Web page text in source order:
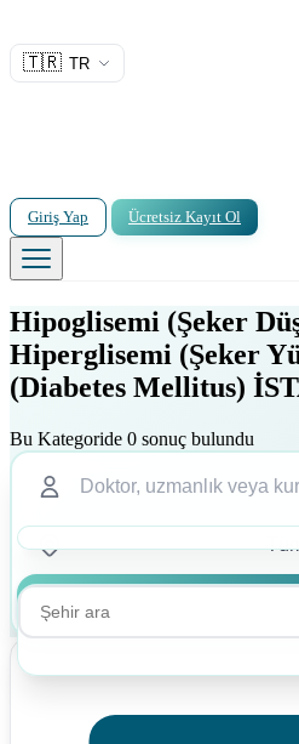
🇹🇷 TR
Giriş Yap Ücretsiz Kayıt Ol
Hipoglisemi (Şeker
Hiperglisemi (Şeker
(Diabetes Mellitus)
Bu Kategoride 0 sonuç bulundu